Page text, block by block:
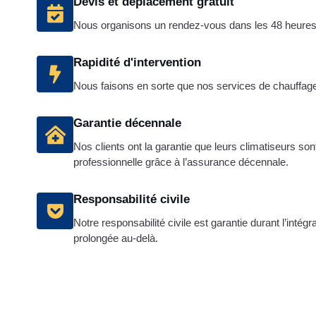
Nous organisons un rendez-vous dans les 48
Rapidité d'intervention
Nous faisons en sorte que nos services de
Garantie décennale
Nos clients ont la garantie que leurs climatiseurs
professionnelle grâce à l’assurance décennale.
Responsabilité civile
Notre responsabilité civile est garantie durant
prolongée au-delà.